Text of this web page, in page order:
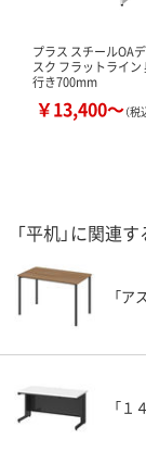
プラス スチールOAデ
スク フラットライン
行き700mm
￥13,400～（税
「平机」に関連
「
「